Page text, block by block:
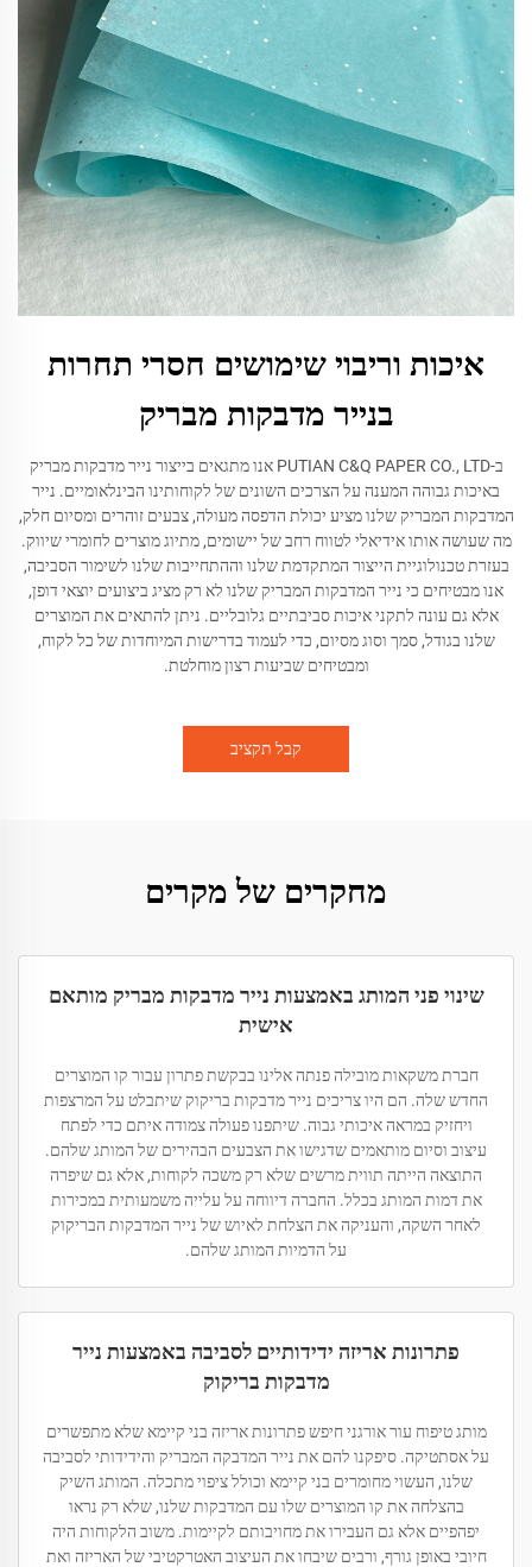
איכות וריבוי שימושים חסרי תחרות
בנייר מדבקות מבריק
ב-PUTIAN C&Q PAPER CO., LTD אנו מתגאים בייצור נייר מדבקות מבריק
באיכות גבוהה המענה על הצרכים השונים של לקוחותינו הבינלאומיים. נייר
המדבקות המבריק שלנו מציע יכולת הדפסה מעולה, צבעים זוהרים ומסיום חלק,
מה שעושה אותו אידיאלי לטווח רחב של יישומים, מתיוג מוצרים לחומרי שיווק.
בעזרת טכנולוגיית הייצור המתקדמת שלנו וההתחייבות שלנו לשימור הסביבה,
אנו מבטיחים כי נייר המדבקות המבריק שלנו לא רק מציג ביצועים יוצאי דופן,
אלא גם עונה לתקני איכות סביבתיים גלובליים. ניתן להתאים את המוצרים
שלנו בגודל, סמך וסוג מסיום, כדי לעמוד בדרישות המיוחדות של כל לקוח,
ומבטיחים שביעות רצון מוחלטת.
קבל תקציב
מחקרים של מקרים
שינוי פני המותג באמצעות נייר מדבקות מבריק מותאם
אישית
חברת משקאות מובילה פנתה אלינו בבקשת פתרון עבור קו המוצרים
החדש שלה. הם היו צריכים נייר מדבקות בריקוק שיתבלט על המרצפות
ויחזיק במראה איכותי גבוה. שיתפנו פעולה צמודה איתם כדי לפתח
עיצוב וסיום מותאמים שדגישו את הצבעים הבהירים של המותג שלהם.
התוצאה הייתה תווית מרשים שלא רק משכה לקוחות, אלא גם שיפרה
את דמות המותג בכלל. החברה דיווחה על עלייה משמעותית במכירות
לאחר השקה, והעניקה את הצלחת לאיוש של נייר המדבקות הבריקוק
על הדמיות המותג שלהם.
פתרונות אריזה ידידותיים לסביבה באמצעות נייר
מדבקות בריקוק
מותג טיפוח עור אורגני חיפש פתרונות אריזה בני קיימא שלא מתפשרים
על אסתטיקה. סיפקנו להם את נייר המדבקה המבריק והידידותי לסביבה
שלנו, העשוי מחומרים בני קיימא וכולל ציפוי מתכלה. המותג השיק
בהצלחה את קו המוצרים שלו עם המדבקות שלנו, שלא רק נראו
יפהפיים אלא גם העבירו את מחויבותם לקיימות. משוב הלקוחות היה
חיובי באופן גורף, ורבים שיבחו את העיצוב האטרקטיבי של האריזה ואת